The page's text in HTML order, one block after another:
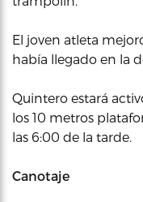
El joven atleta
había llegado en la
Quintero estará
los 10 metros
las 6:00 de la tarde.
Canotaje